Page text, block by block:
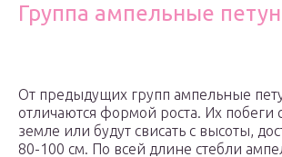
Группа ампельные
От предыдущих групп ампельные
отличаются формой роста. Их побеги
земле или будут свисать с высоты,
80-100 см. По всей длине стебли